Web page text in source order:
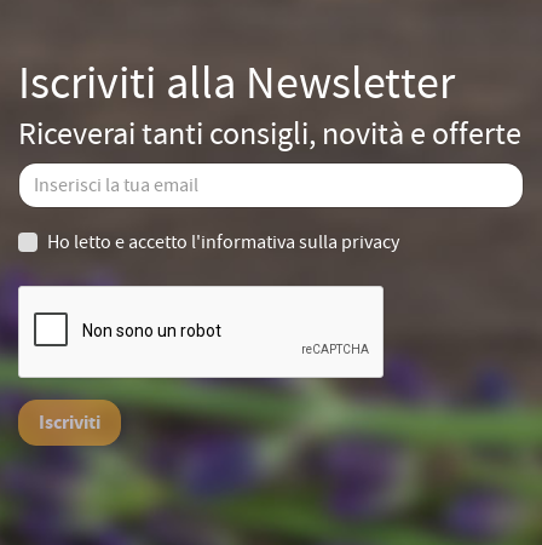
Iscriviti alla Newsletter
Riceverai tanti consigli, novità e offerte
Ho letto e accetto l'informativa sulla privacy
Iscriviti